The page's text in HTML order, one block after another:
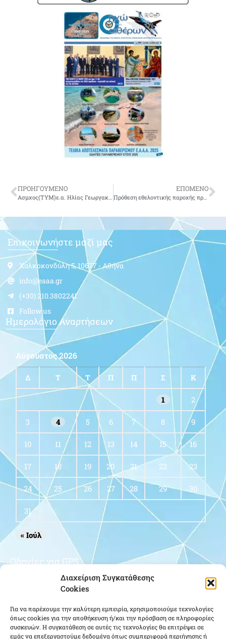
Διαχείριση Συγκατάθεσης
Cookies
Για να παρέχουμε την καλύτερη εμπειρία, χρησιμοποιούμε τεχνολογίες
όπως cookies για την αποθήκευση ή/και την πρόσβαση σε πληροφορίες
συσκευών. Η συγκατάθεση σε αυτές τις τεχνολογίες θα επιτρέψει σε
εμάς να επεξεργαστούμε δεδομένα όπως συμπεριφορά περιήγησης ή
ΠΡΟΗΓΟΥΜΕΝΟ ΕΠΟΜΕΝΟ
Πρόθεση εθελοντικής παροχής πρωτοβάθμιας φροντίδας υγείας στα Μικρά Νησιά.
Επικοινωνήστε μαζί μας
Χαλκοκονδύλη 5, 10677 - Αθήνα
info@eaaa.gr
(+30) 210.3802241
Follow us
Ημερολόγιο Αναρτήσεων
Αύγουστος 2026
Δ Τ Τ Π Π Σ Κ
1 2
3 4 5 6 7 8 9
10 11 12 13 14 15 16
17 18 19 20 21 22 23
24 25 26 27 28 29 30
31
« Ιούλ
Οδηγίες για GPS